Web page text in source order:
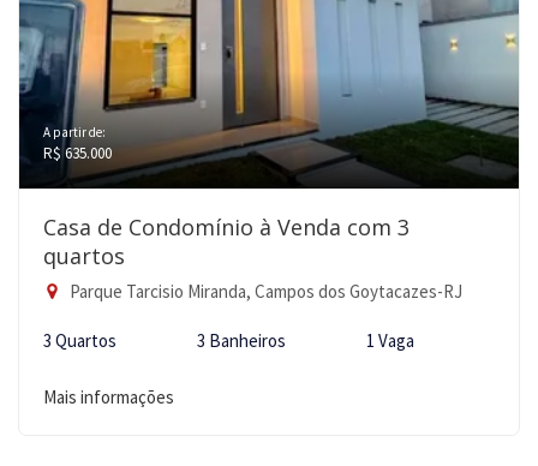
A partir de:
R$ 635.000
Casa de Condomínio à Venda com 3
quartos
Parque Tarcisio Miranda, Campos dos Goytacazes-RJ
3 Quartos 3 Banheiros 1 Vaga
Mais informações